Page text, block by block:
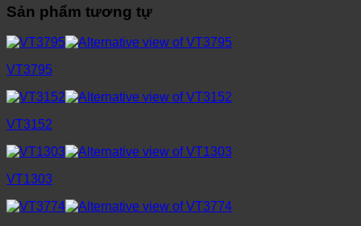
Sản phẩm tương tự
VT3795
VT3152
VT1303